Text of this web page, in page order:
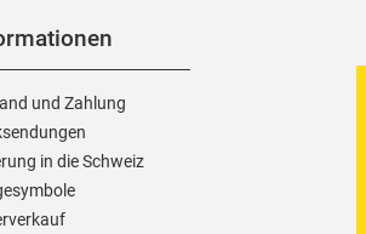
und Zahlung
in die Schweiz